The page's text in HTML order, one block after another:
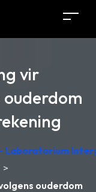
vir
Laboratorium
>
ouderdom